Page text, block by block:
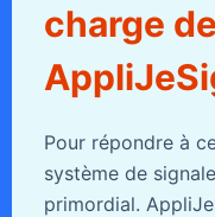
charge
Pour répondre à
système de
primordial.